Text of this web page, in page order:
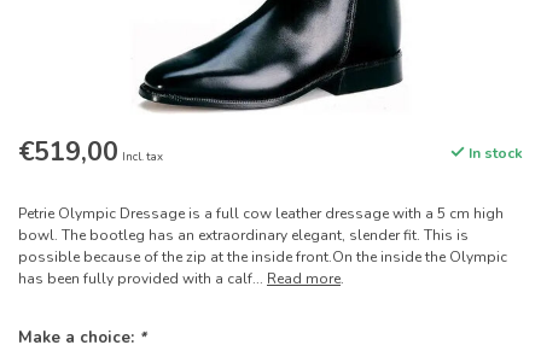
€519,00 Incl. tax In stock
Petrie Olympic Dressage is a full cow leather dressage with a 5 cm high
bowl. The bootleg has an extraordinary elegant, slender fit. This is
possible because of the zip at the inside front.On the inside the Olympic
has been fully provided with a calf... Read more.
Make a choice: *